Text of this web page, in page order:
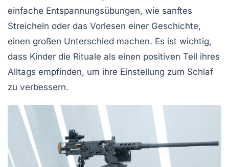
einfache Entspannungsübungen, wie sanftes
Streicheln oder das Vorlesen einer Geschichte,
einen großen Unterschied machen. Es ist wichtig,
dass Kinder die Rituale als einen positiven Teil ihres
Alltags empfinden, um ihre Einstellung zum Schlaf
zu verbessern.